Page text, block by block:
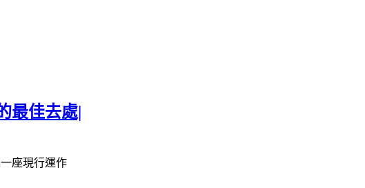
最佳去處|
座現行運作